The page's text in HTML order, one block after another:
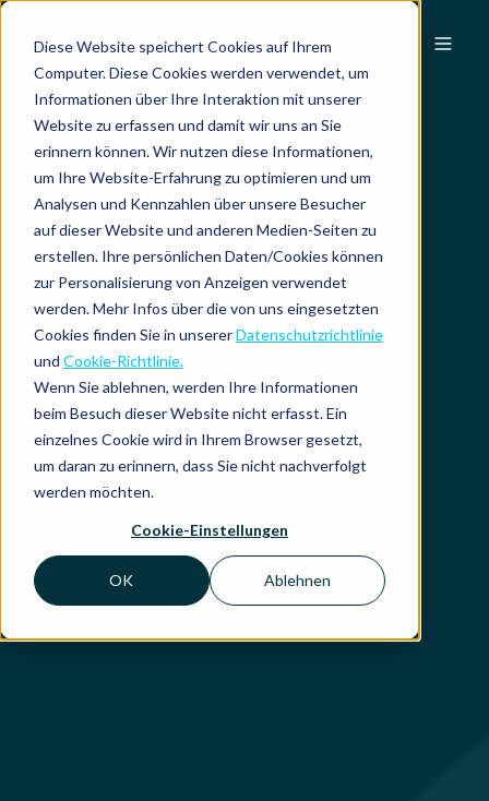
Diese Website speichert Cookies auf Ihrem
Computer. Diese Cookies werden verwendet, um
Informationen über Ihre Interaktion mit unserer
Website zu erfassen und damit wir uns an Sie
erinnern können. Wir nutzen diese Informationen,
um Ihre Website-Erfahrung zu optimieren und um
Analysen und Kennzahlen über unsere Besucher
auf dieser Website und anderen Medien-Seiten zu
erstellen. Ihre persönlichen Daten/Cookies können
zur Personalisierung von Anzeigen verwendet
werden. Mehr Infos über die von uns eingesetzten
Cookies finden Sie in unsererDatenschutzrichtlinie
und Cookie-Richtlinie.
Wenn Sie ablehnen, werden Ihre Informationen
beim Besuch dieser Website nicht erfasst. Ein
einzelnes Cookie wird in Ihrem Browser gesetzt,
um daran zu erinnern, dass Sie nicht nachverfolgt
werden möchten.
Cookie-Einstellungen
OK Ablehnen